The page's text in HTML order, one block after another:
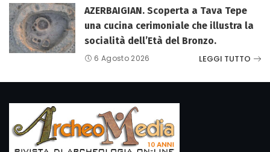
AZERBAIGIAN. Scoperta a Tava Tepe
una cucina cerimoniale che illustra la
socialità dell’Età del Bronzo.
6 Agosto 2026 LEGGI TUTTO